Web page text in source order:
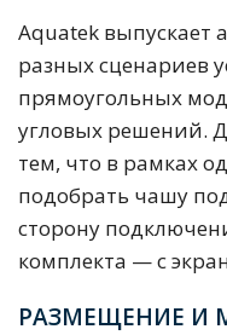
Aquatek выпускает
разных сценариев
прямоугольных
угловых решений.
тем, что в рамках
подобрать чашу
сторону
комплекта — с
РАЗМЕЩЕНИЕ И